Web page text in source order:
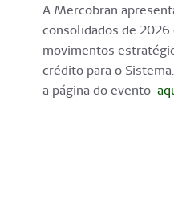
A Mercobran
consolidados de 2026
movimentos
crédito para o
a página do evento a